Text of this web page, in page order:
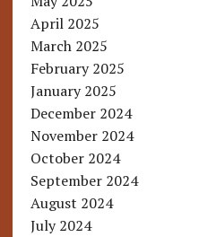
April 2025
March 2025
February 2025
January 2025
December 2024
November 2024
October 2024
September 2024
August 2024
July 2024